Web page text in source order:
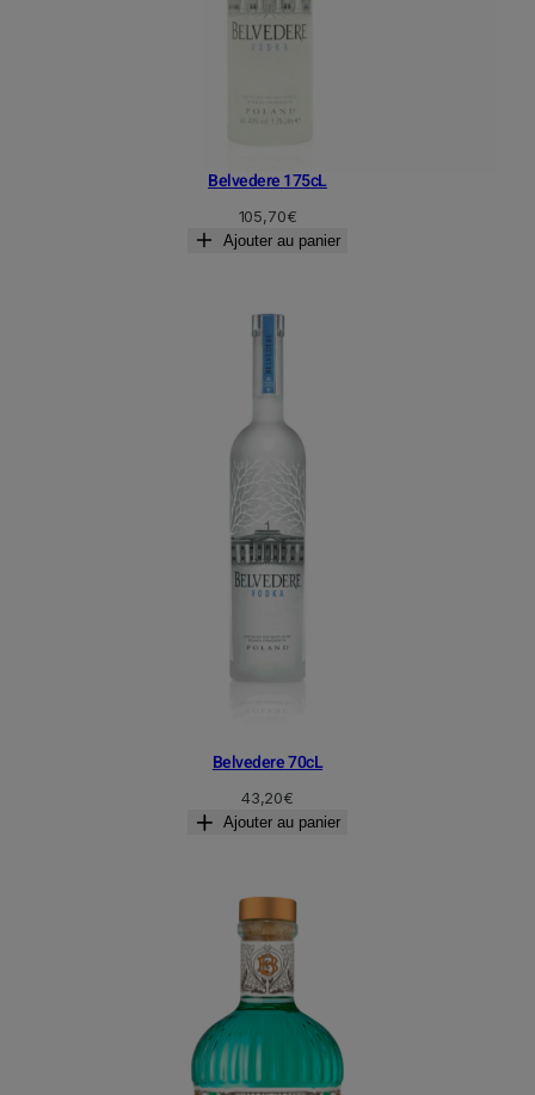
Belvedere 175cL
105,70€
Ajouter au panier
Belvedere 70cL
43,20€
Ajouter au panier